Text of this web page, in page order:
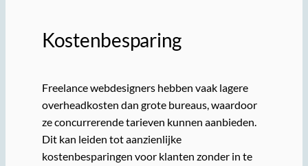
Kostenbesparing
Freelance webdesigners hebben vaak lagere
overheadkosten dan grote bureaus, waardoor
ze concurrerende tarieven kunnen aanbieden.
Dit kan leiden tot aanzienlijke
kostenbesparingen voor klanten zonder in te